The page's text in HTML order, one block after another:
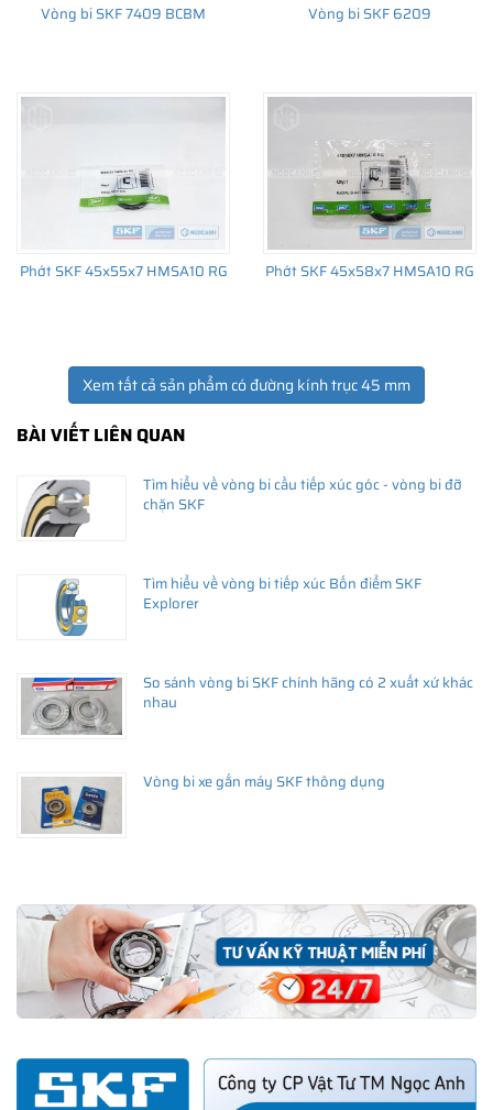
Vòng bi SKF 7409 BCBM Vòng bi SKF 6209
Phớt SKF 45x55x7 HMSA10 RG Phớt SKF 45x58x7 HMSA10 RG
Xem tất cả sản phẩm có đường kính trục 45 mm
BÀI VIẾT LIÊN QUAN
Tìm hiểu về vòng bi cầu tiếp xúc góc - vòng bi đỡ
chặn SKF
Tìm hiểu về vòng bi tiếp xúc Bốn điểm SKF
Explorer
So sánh vòng bi SKF chính hãng có 2 xuất xứ khác
nhau
Vòng bi xe gắn máy SKF thông dụng